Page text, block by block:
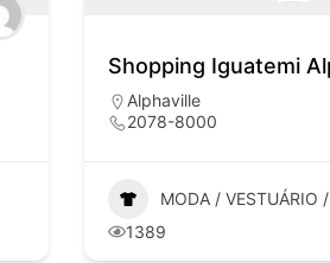
AlphaShopping
Alphaville
4195-2171
MODA / VESTUÁRIO /
1798